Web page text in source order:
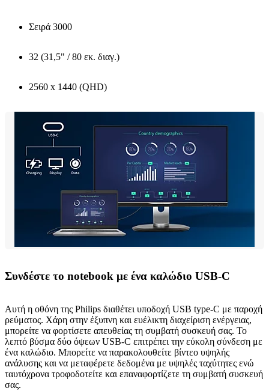
Σειρά 3000
32 (31,5" / 80 εκ. διαγ.)
2560 x 1440 (QHD)
Συνδέστε το notebook με ένα καλώδιο USB-C
Αυτή η οθόνη της Philips διαθέτει υποδοχή USB type-C με παροχή
ρεύματος. Χάρη στην έξυπνη και ευέλικτη διαχείριση ενέργειας,
μπορείτε να φορτίσετε απευθείας τη συμβατή συσκευή σας. Το
λεπτό βύσμα δύο όψεων USB-C επιτρέπει την εύκολη σύνδεση με
ένα καλώδιο. Μπορείτε να παρακολουθείτε βίντεο υψηλής
ανάλυσης και να μεταφέρετε δεδομένα με υψηλές ταχύτητες ενώ
ταυτόχρονα τροφοδοτείτε και επαναφορτίζετε τη συμβατή συσκευή
σας.